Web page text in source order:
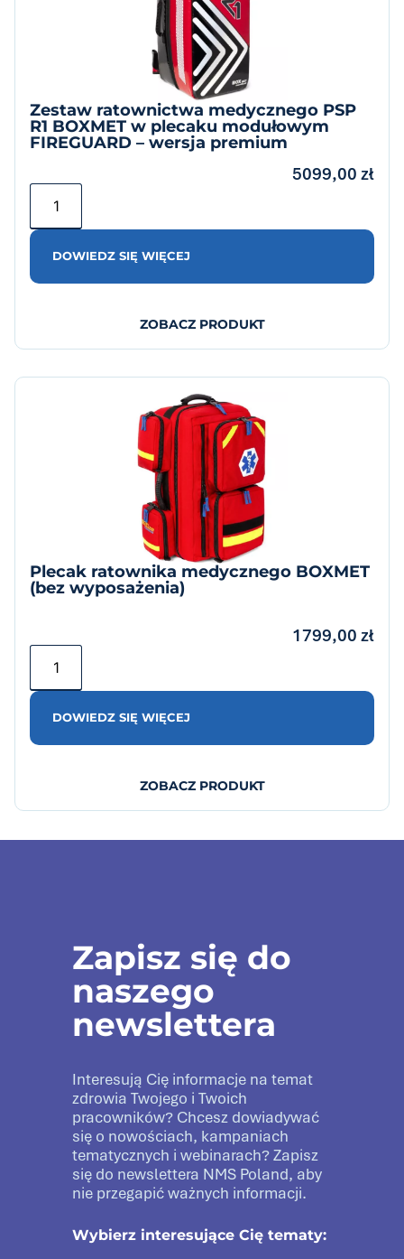
Zestaw ratownictwa medycznego PSP
R1 BOXMET w plecaku modułowym
FIREGUARD – wersja premium
5099,00 zł
DOWIEDZ SIĘ WIĘCEJ
ZOBACZ PRODUKT
Plecak ratownika medycznego BOXMET
(bez wyposażenia)
1799,00 zł
DOWIEDZ SIĘ WIĘCEJ
ZOBACZ PRODUKT
Zapisz się do
naszego
newslettera
Interesują Cię informacje na temat
zdrowia Twojego i Twoich
pracowników? Chcesz dowiadywać
się o nowościach, kampaniach
tematycznych i webinarach? Zapisz
się do newslettera NMS Poland, aby
nie przegapić ważnych informacji.
Wybierz interesujące Cię tematy: